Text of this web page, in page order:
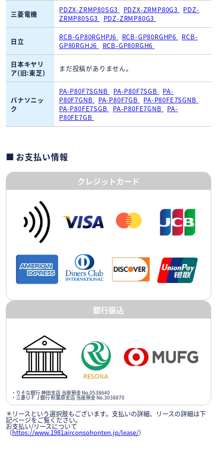
三菱電機 PDZX-ZRMP80SG3 PDZX-ZRMP80G3
PDZ-
ZRMP80SG3
PDZ-ZRMP80G3
日立 RCB-GP80RGHPJ6 RCB-GP80RGHP6
RCB-
GP80RGHJ6
RCB-GP80RGH6
日本キヤリ
ア(旧:東芝)
まだ投稿がありません。
パナソニッ
ク
PA-P80F7SGNB PA-P80F7SGB
PA-
P80F7GNB
PA-P80F7GB
PA-P80FE7SGNB
PA-P80FE7SGB
PA-P80FE7GNB
PA-
P80FE7GB
お支払い情報
クレジットカード
銀行振込
・りそな銀行 神田支店 当座預金 No.0538640
・三菱ＵＦＪ銀行 秋葉原支店 当座預金 No.3038870
＊リースという選択肢もございます。支払いの詳細、リースの詳細は下
記ページをご覧ください。
お支払い/リースについて
（https://www.1981airconsohonten.jp/lease/）